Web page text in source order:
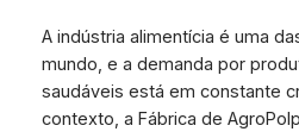
A indústria alimentícia é uma
mundo, e a demanda por
saudáveis está em constante
contexto, a Fábrica de